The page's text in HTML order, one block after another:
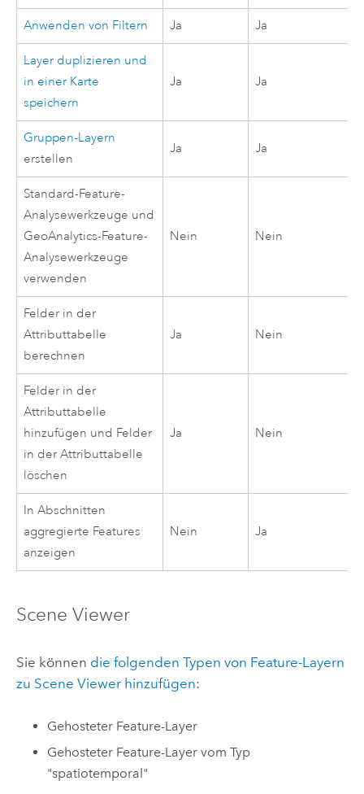
Anwenden von Filtern Ja Ja
Layer duplizieren und
in einer Karte
speichern
Ja Ja
Gruppen-Layern
erstellen
Ja Ja
Standard-Feature-
Analysewerkzeuge und
GeoAnalytics-Feature-
Analysewerkzeuge
verwenden
Nein Nein
Felder in der
Attributtabelle
berechnen
Ja Nein
Felder in der
Attributtabelle
hinzufügen und Felder
in der Attributtabelle
löschen
Ja Nein
In Abschnitten
aggregierte Features
anzeigen
Nein Ja
Scene Viewer
Sie können die folgenden Typen von Feature-Layern
zu Scene Viewerhinzufügen:
Gehosteter Feature-Layer
Gehosteter Feature-Layer vom Typ
"spatiotemporal"